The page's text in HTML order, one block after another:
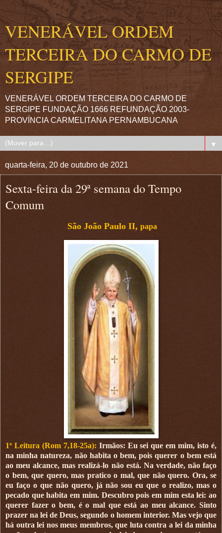
VENERÁVEL ORDEM
TERCEIRA DO CARMO DE
SERGIPE
VENERÁVEL ORDEM TERCEIRA DO CARMO DE
SERGIPE FUNDAÇÃO 1666 REFUNDAÇÃO 2003-
PROVÍNCIA CARMELITANA PERNAMBUCANA
▼
quarta-feira, 20 de outubro de 2021
Sexta-feira da 29ª semana do Tempo
Comum
São João Paulo II, papa
1ª Leitura (Rom 7,18-25a): Irmãos: Eu sei que em mim, isto é,
na minha natureza, não habita o bem, pois querer o bem está
ao meu alcance, mas realizá-lo não está. Na verdade, não faço
o bem, que quero, mas pratico o mal, que não quero. Ora, se
eu faço o que não quero, já não sou eu que o realizo, mas o
pecado que habita em mim. Descubro pois em mim esta lei: ao
querer fazer o bem, é o mal que está ao meu alcance. Sinto
prazer na lei de Deus, segundo o homem interior. Mas vejo que
há outra lei nos meus membros, que luta contra a lei da minha